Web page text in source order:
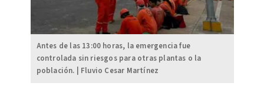
Antes de las 13:00 horas, la emergencia fue
controlada sin riesgos para otras plantas o la
población. | Fluvio Cesar Martínez